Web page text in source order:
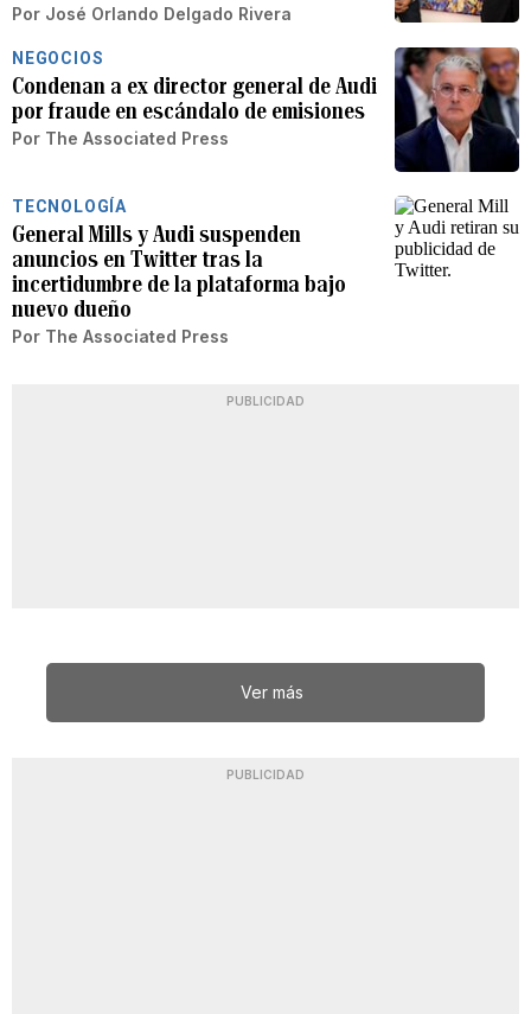
Por José Orlando Delgado Rivera
NEGOCIOS
Condenan a ex director general de Audi
por fraude en escándalo de emisiones
Por The Associated Press
TECNOLOGÍA
General Mills y Audi suspenden
anuncios en Twitter tras la
incertidumbre de la plataforma bajo
nuevo dueño
Por The Associated Press
PUBLICIDAD
Ver más
PUBLICIDAD